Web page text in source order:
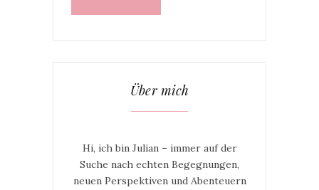
Über mich
Hi, ich bin Julian – immer auf der
Suche nach echten Begegnungen,
neuen Perspektiven und Abenteuern